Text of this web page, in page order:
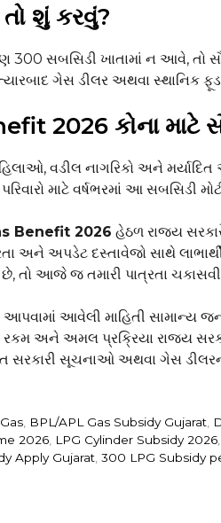
શું કરવું?
પણ ₹300 સબસિડી ખાતામાં ન આવે,
ગેસ ડીલર અથવા સ્થાનિક
2026 કોના માટે
વડીલ નાગરિકો અને મર્યાદિત
માટે વર્ષભરમાં આ સબસિડી
Benefit 2026 હેઠળ રાજ્ય
અને અપડેટ દસ્તાવેજો સાથે
તો આજે જ તમારી પાત્રતા
આવેલી માહિતી સામાન્ય
રકમ અને અમલ પ્રક્રિયા રાજ્ય
સરકારી સૂચનાઓ અથવા ગેસ
, BPL/APL Gas Subsidy Gujarat,
2026 LPG Cylinder Subsidy 2026
Apply Gujarat ₹300 LPG Subsidy